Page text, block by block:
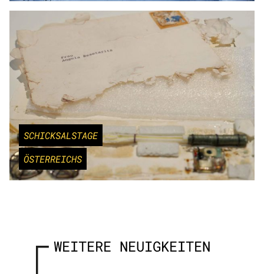
SCHICKSALSTAGE
ÖSTERREICHS
WEITERE NEUIGKEITEN